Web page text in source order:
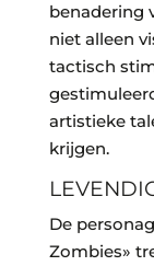
benadering
niet alleen
tactisch
artistieke
krijgen.
De
Zombies»